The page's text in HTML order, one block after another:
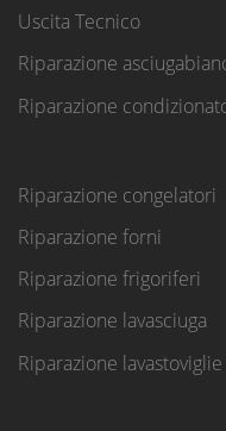
Uscita Tecnico
Riparazione
Riparazione
Riparazione congelatori
Riparazione forni
Riparazione frigoriferi
Riparazione lavasciuga
Riparazione lavastoviglie